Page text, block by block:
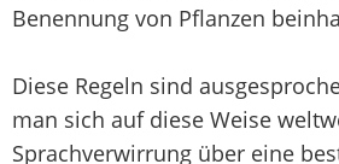
Benennung von Pflanzen
Diese Regeln sind
man sich auf diese Weise
Sprachverwirrung über eine